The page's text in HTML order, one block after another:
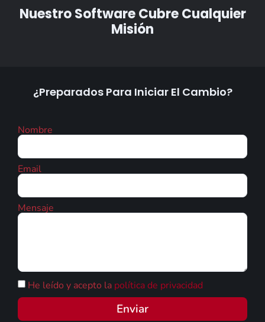
Nuestro Software Cubre Cualquier
Misión
¿Preparados Para Iniciar El Cambio?
Nombre
Email
Mensaje
He leído y acepto la política de privacidad
Enviar